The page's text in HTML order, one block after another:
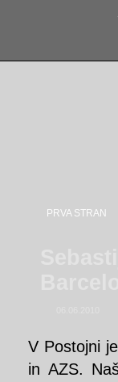
PRVA STRAN
V Postojni
in AZS.